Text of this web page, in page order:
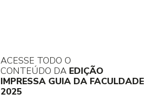
ACESSE TODO O
CONTEÚDO DA EDIÇÃO
IMPRESSA GUIA DA FACULDADE
2025